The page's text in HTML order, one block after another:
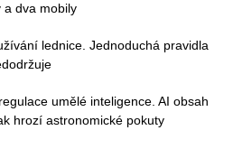
a dva mobily
lednice. Jednoduchá pravidla
umělé inteligence. AI obsah
hrozí astronomické pokuty